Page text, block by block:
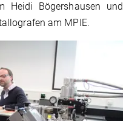
Heidi Bögershausen und
am MPIE.